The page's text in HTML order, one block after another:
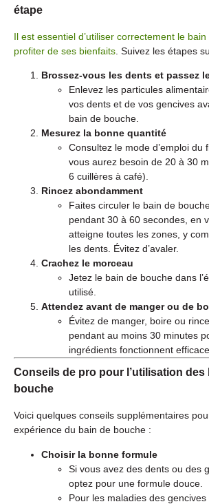
étape
Il est essentiel d’utiliser correctement le
profiter de ses bienfaits . Suivez les étapes
Brossez-vous les dents et passez
Enlevez les particules
vos dents et de vos gencives
bain de bouche.
Mesurez la bonne quantité
Consultez le mode d’emploi du
vous aurez besoin de 20 à 30
6 cuillères à café).
Rincez abondamment
Faites circuler le bain de
pendant 30 à 60 secondes, en
atteigne toutes les zones, y
les dents. Évitez d’avaler.
Crachez le morceau
Jetez le bain de bouche dans
utilisé.
Attendez avant de manger ou de
Évitez de manger, boire ou
pendant au moins 30 minutes
ingrédients fonctionnent
Conseils de pro pour l’utilisation des
bouche
Voici quelques conseils supplémentaires
expérience du bain de bouche :
Choisir la bonne formule
Si vous avez des dents ou des
optez pour une formule douce.
Pour les maladies des